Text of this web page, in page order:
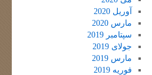
آوریل 2020
مارس 2020
سپتامبر 2019
جولای 2019
مارس 2019
فوریه 2019